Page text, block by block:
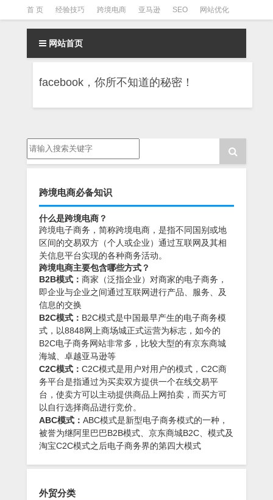
首 页 经验技巧 跨境电商 亚马逊 SEO 网站优化
Facebook营销 Facebook广告 facebook营销技巧
instagram营销
网站首页
facebook，你所不知道的秘密！
跨境电商必备知识
什么是跨境电商？
跨境电子商务，简称跨境电商，是指不同国别或地
区间的交易双方（个人或企业）通过互联网及其相
关信息平台实现的各种商务活动。
跨境电商主要包含哪些方式？
B2B模式： 商家（泛指企业）对商家的电子商务，
即企业与企业之间通过互联网进行产品、服务、及
信息的交换
B2C模式： B2C模式是中国最早产生的电子商务模
式，以8848网上商场城正式运营为标志，如今的
B2C电子商务网站非常多，比较大型的有京东商城
海城、卓越亚马逊等
C2C模式： C2C模式是用户对用户的模式，C2C商
务平台是指通过为买卖双方提供一个在线交易平
台，使卖方可以主动提供商品上网拍卖，而买方可
以自行选择商品进行竞价。
ABC模式： ABC模式是新型电子商务模式的一种，
被誉为继阿里巴巴B2B模式、京东商城B2C、模式及
淘宝C2C模式之后电子商务界的第四大模式
外贸分类